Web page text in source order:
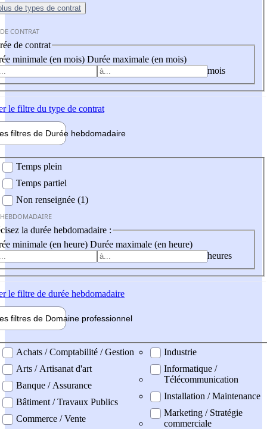
de types de contrat
CONTRAT
de contrat
minimale (en mois) Durée maximale (en mois)
mois
le filtre du type de contrat
filtres de Durée hebdomadaire
Temps plein
Temps partiel
Non renseignée (1)
la durée hebdomadaire :
minimale (en heure) Durée maximale (en heure)
heures
le filtre de durée hebdomadaire
filtres de Domaine professionnel
professionel
Achats / Comptabilité / Gestion
Arts / Artisanat d'art
Banque / Assurance
Bâtiment / Travaux Publics
Commerce / Vente
Industrie
Informatique /
Télécommunication
Installation / Maintenance
Marketing / Stratégie
commerciale